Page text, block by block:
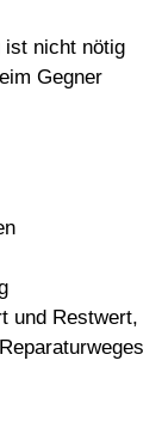
ist nicht nötig
Gegner
und Restwert,